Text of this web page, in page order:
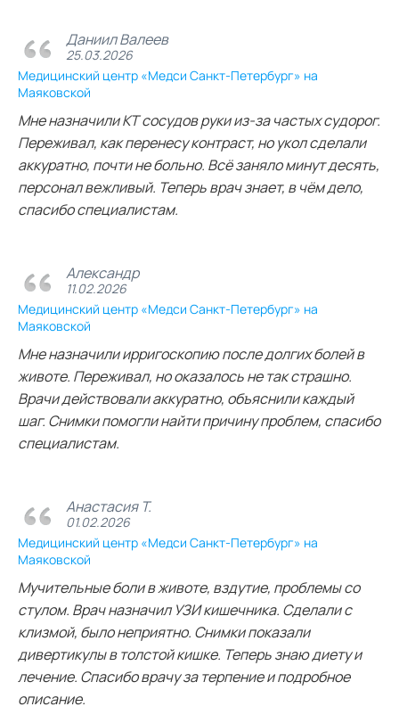
Даниил Валеев
25.03.2026
Медицинский центр «Медси Санкт-Петербург» на
Маяковской
Мне назначили КТ сосудов руки из‑за частых судорог.
Переживал, как перенесу контраст, но укол сделали
аккуратно, почти не больно. Всё заняло минут десять,
персонал вежливый. Теперь врач знает, в чём дело,
спасибо специалистам.
Александр
11.02.2026
Медицинский центр «Медси Санкт-Петербург» на
Маяковской
Мне назначили ирригоскопию после долгих болей в
животе. Переживал, но оказалось не так страшно.
Врачи действовали аккуратно, объяснили каждый
шаг. Снимки помогли найти причину проблем, спасибо
специалистам.
Анастасия Т.
01.02.2026
Медицинский центр «Медси Санкт-Петербург» на
Маяковской
Мучительные боли в животе, вздутие, проблемы со
стулом. Врач назначил УЗИ кишечника. Сделали с
клизмой, было неприятно. Снимки показали
дивертикулы в толстой кишке. Теперь знаю диету и
лечение. Спасибо врачу за терпение и подробное
описание.